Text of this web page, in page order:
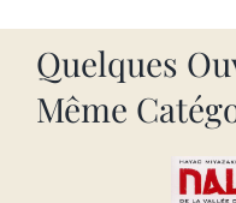
Quelques
Même